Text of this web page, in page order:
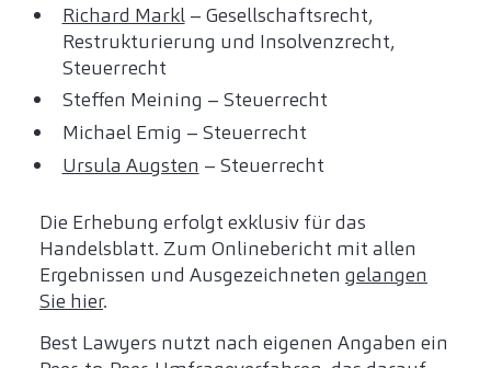
Richard Markl– Gesellschaftsrecht,
Restrukturierung und Insolvenzrecht,
Steuerrecht
Steffen Meining – Steuerrecht
Michael Emig – Steuerrecht
Ursula Augsten – Steuerrecht
Die Erhebung erfolgt exklusiv für das
Handelsblatt. Zum Onlinebericht mit allen
Ergebnissen und Ausgezeichneten gelangen
Sie hier.
Best Lawyers nutzt nach eigenen Angaben ein